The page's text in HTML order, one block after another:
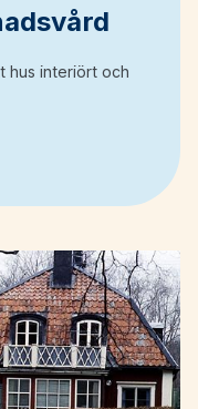
hus interiört och